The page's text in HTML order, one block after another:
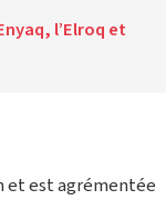
l’Elroq et
et est agrémentée